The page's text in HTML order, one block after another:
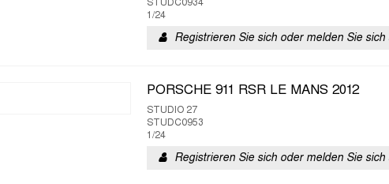
STUDC0934
1/24
Registrieren Sie sich oder melden Sie
PORSCHE 911 RSR LE MANS 2012
STUDIO 27
STUDC0953
1/24
Registrieren Sie sich oder melden Sie